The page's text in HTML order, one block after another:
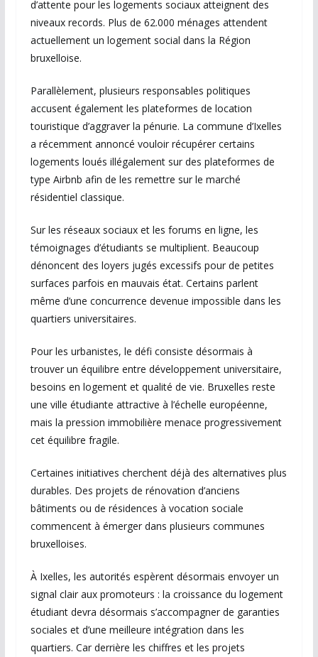
d’attente pour les logements sociaux atteignent des
niveaux records. Plus de 62.000 ménages attendent
actuellement un logement social dans la Région
bruxelloise.
Parallèlement, plusieurs responsables politiques
accusent également les plateformes de location
touristique d’aggraver la pénurie. La commune d’Ixelles
a récemment annoncé vouloir récupérer certains
logements loués illégalement sur des plateformes de
type Airbnb afin de les remettre sur le marché
résidentiel classique.
Sur les réseaux sociaux et les forums en ligne, les
témoignages d’étudiants se multiplient. Beaucoup
dénoncent des loyers jugés excessifs pour de petites
surfaces parfois en mauvais état. Certains parlent
même d’une concurrence devenue impossible dans les
quartiers universitaires.
Pour les urbanistes, le défi consiste désormais à
trouver un équilibre entre développement universitaire,
besoins en logement et qualité de vie. Bruxelles reste
une ville étudiante attractive à l’échelle européenne,
mais la pression immobilière menace progressivement
cet équilibre fragile.
Certaines initiatives cherchent déjà des alternatives plus
durables. Des projets de rénovation d’anciens
bâtiments ou de résidences à vocation sociale
commencent à émerger dans plusieurs communes
bruxelloises.
À Ixelles, les autorités espèrent désormais envoyer un
signal clair aux promoteurs : la croissance du logement
étudiant devra désormais s’accompagner de garanties
sociales et d’une meilleure intégration dans les
quartiers. Car derrière les chiffres et les projets